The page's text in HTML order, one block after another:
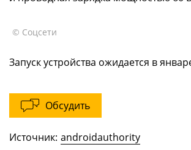
© Соцсети
Запуск устройства ожидается в
Обсудить
Источник: androidauthority